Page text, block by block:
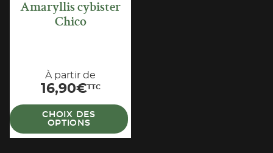
Amaryllis cybister
Chico
À partir de
16,90€TTC
CHOIX DES
OPTIONS